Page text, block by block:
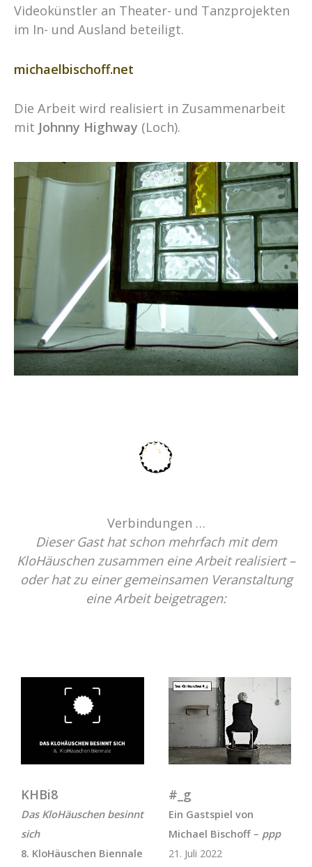
Videokünstler an Theater- und Tanzprojekten
im In- und Ausland beteiligt.
michaelbischoff.net
Die Arbeit wird realisiert in Zusammenarbeit
mit Johnny Highway (Loch).
Verbindungen …
Dieser Gast hat schon mehrfach mit dem
KloHäuschen zusammen eine Arbeit realisiert –
oder hat zu einer gemeinsamen Veranstaltung
eine Arbeit beigetragen:
KHBi8
Das KloHäuschen besinnt
sich
8. KloHäuschen Biennale
#_g
Ein Gastspiel von
Michael Bischoff – ppp
21. Juli 2022